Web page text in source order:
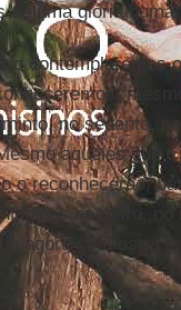
de uma glória
contemplaremos
no sedento,
aqueles que
o reconhecerão,
no outro,
agora se mostra